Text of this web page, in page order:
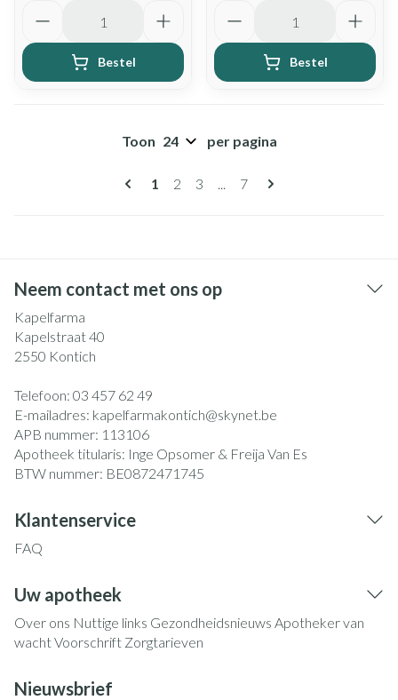
Bestel Bestel
Pagina's
U lees momenteel pagina
1 Pagina
2 Pagina
3 ... Pagina
7
Toon per pagina
Neem contact met ons op
Kapelfarma
Kapelstraat 40
2550 Kontich
Telefoon: 03 457 62 49
E-mailadres: kapelfarmakontich@skynet.be
APB nummer: 113106
Apotheek titularis: Inge Opsomer & Freija Van Es
BTW nummer: BE0872471745
Klantenservice
FAQ
Uw apotheek
Over ons Nuttige links Gezondheidsnieuws Apotheker van
wachtVoorschrift Zorgtarieven
Nieuwsbrief